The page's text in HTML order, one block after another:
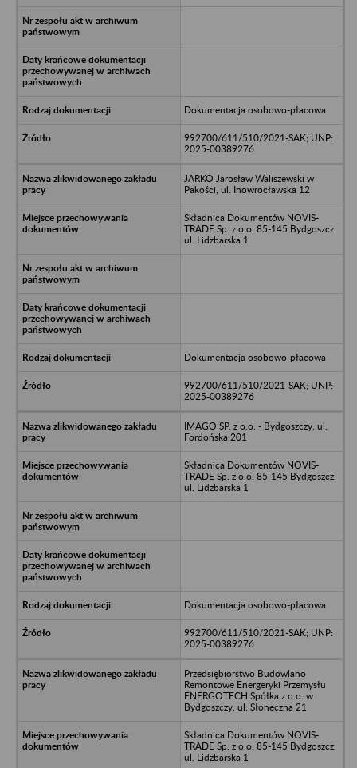
Dokumentacja osobowo-płacowa
992700/611/510/2021-SAK; UNP:
2025-00389276
JARKO Jarosław Waliszewski w
Pakości, ul. Inowrocławska 12
Składnica Dokumentów NOVIS-
TRADE Sp. z o.o. 85-145 Bydgoszcz,
ul. Lidzbarska 1
Dokumentacja osobowo-płacowa
992700/611/510/2021-SAK; UNP:
2025-00389276
IMAGO SP. z o.o. - Bydgoszczy, ul.
Fordońska 201
Składnica Dokumentów NOVIS-
TRADE Sp. z o.o. 85-145 Bydgoszcz,
ul. Lidzbarska 1
Dokumentacja osobowo-płacowa
992700/611/510/2021-SAK; UNP:
2025-00389276
Przedsiębiorstwo Budowlano
Remontowe Energeryki Przemysłu
ENERGOTECH Spółka z o.o. w
Bydgoszczy, ul. Słoneczna 21
Składnica Dokumentów NOVIS-
TRADE Sp. z o.o. 85-145 Bydgoszcz,
ul. Lidzbarska 1